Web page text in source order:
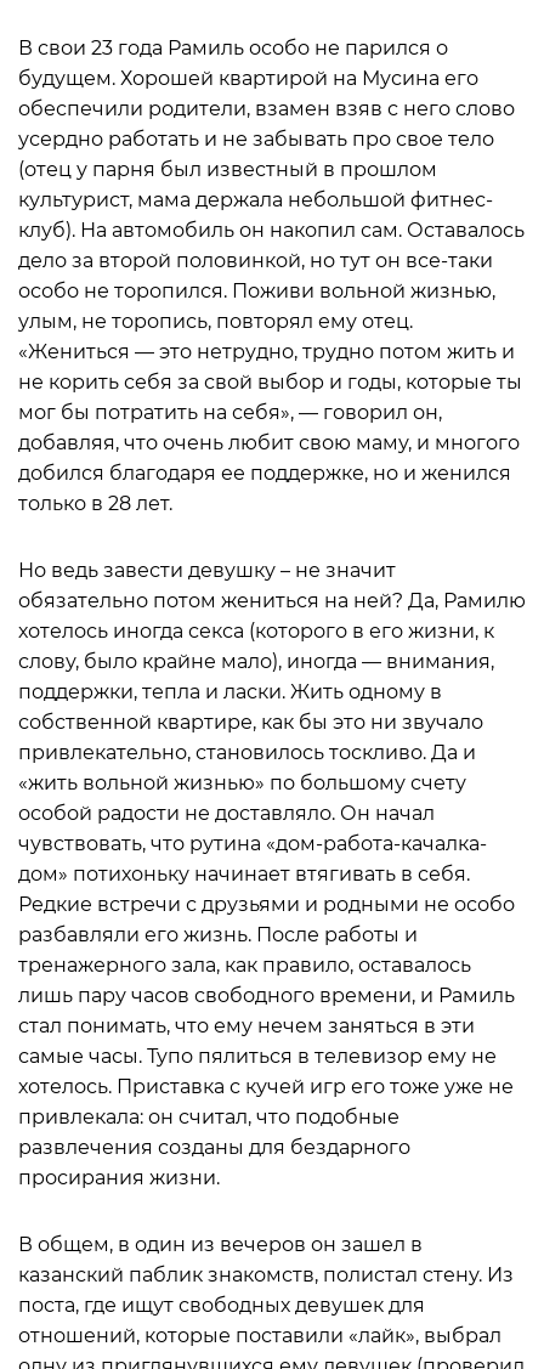
В свои 23 года Рамиль особо не парился о
будущем. Хорошей квартирой на Мусина его
обеспечили родители, взамен взяв с него слово
усердно работать и не забывать про свое тело
(отец у парня был известный в прошлом
культурист, мама держала небольшой фитнес-
клуб). На автомобиль он накопил сам. Оставалось
дело за второй половинкой, но тут он все-таки
особо не торопился. Поживи вольной жизнью,
улым, не торопись, повторял ему отец.
«Жениться — это нетрудно, трудно потом жить и
не корить себя за свой выбор и годы, которые ты
мог бы потратить на себя», — говорил он,
добавляя, что очень любит свою маму, и многого
добился благодаря ее поддержке, но и женился
только в 28 лет.
Но ведь завести девушку – не значит
обязательно потом жениться на ней? Да, Рамилю
хотелось иногда секса (которого в его жизни, к
слову, было крайне мало), иногда — внимания,
поддержки, тепла и ласки. Жить одному в
собственной квартире, как бы это ни звучало
привлекательно, становилось тоскливо. Да и
«жить вольной жизнью» по большому счету
особой радости не доставляло. Он начал
чувствовать, что рутина «дом-работа-качалка-
дом» потихоньку начинает втягивать в себя.
Редкие встречи с друзьями и родными не особо
разбавляли его жизнь. После работы и
тренажерного зала, как правило, оставалось
лишь пару часов свободного времени, и Рамиль
стал понимать, что ему нечем заняться в эти
самые часы. Тупо пялиться в телевизор ему не
хотелось. Приставка с кучей игр его тоже уже не
привлекала: он считал, что подобные
развлечения созданы для бездарного
просирания жизни.
В общем, в один из вечеров он зашел в
казанский паблик знакомств, полистал стену. Из
поста, где ищут свободных девушек для
отношений, которые поставили «лайк», выбрал